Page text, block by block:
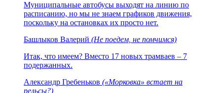
Муниципальные автобусы выходят на линию по
расписанию, но мы не знаем графиков движения,
поскольку на остановках их просто нет.
Башлыков Валерий (Не поедем, не помчимся)
Итак, что имеем? Вместо 17 новых трамваев – 7
подержанных.
Александр Гребеньков («Морковка» встает на
рельсы?)